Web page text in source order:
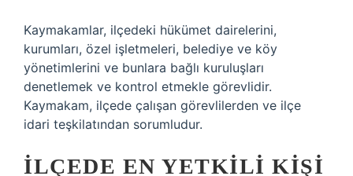
Kaymakamlar, ilçedeki hükümet dairelerini,
kurumları, özel işletmeleri, belediye ve köy
yönetimlerini ve bunlara bağlı kuruluşları
denetlemek ve kontrol etmekle görevlidir.
Kaymakam, ilçede çalışan görevlilerden ve ilçe
idari teşkilatından sorumludur.
İLÇEDE EN YETKILI KIŞI